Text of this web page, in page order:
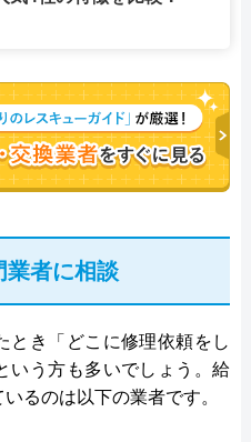
業者に相談
とき「どこに修理依頼をし
いう方も多いでしょう。給
るのは以下の業者です。